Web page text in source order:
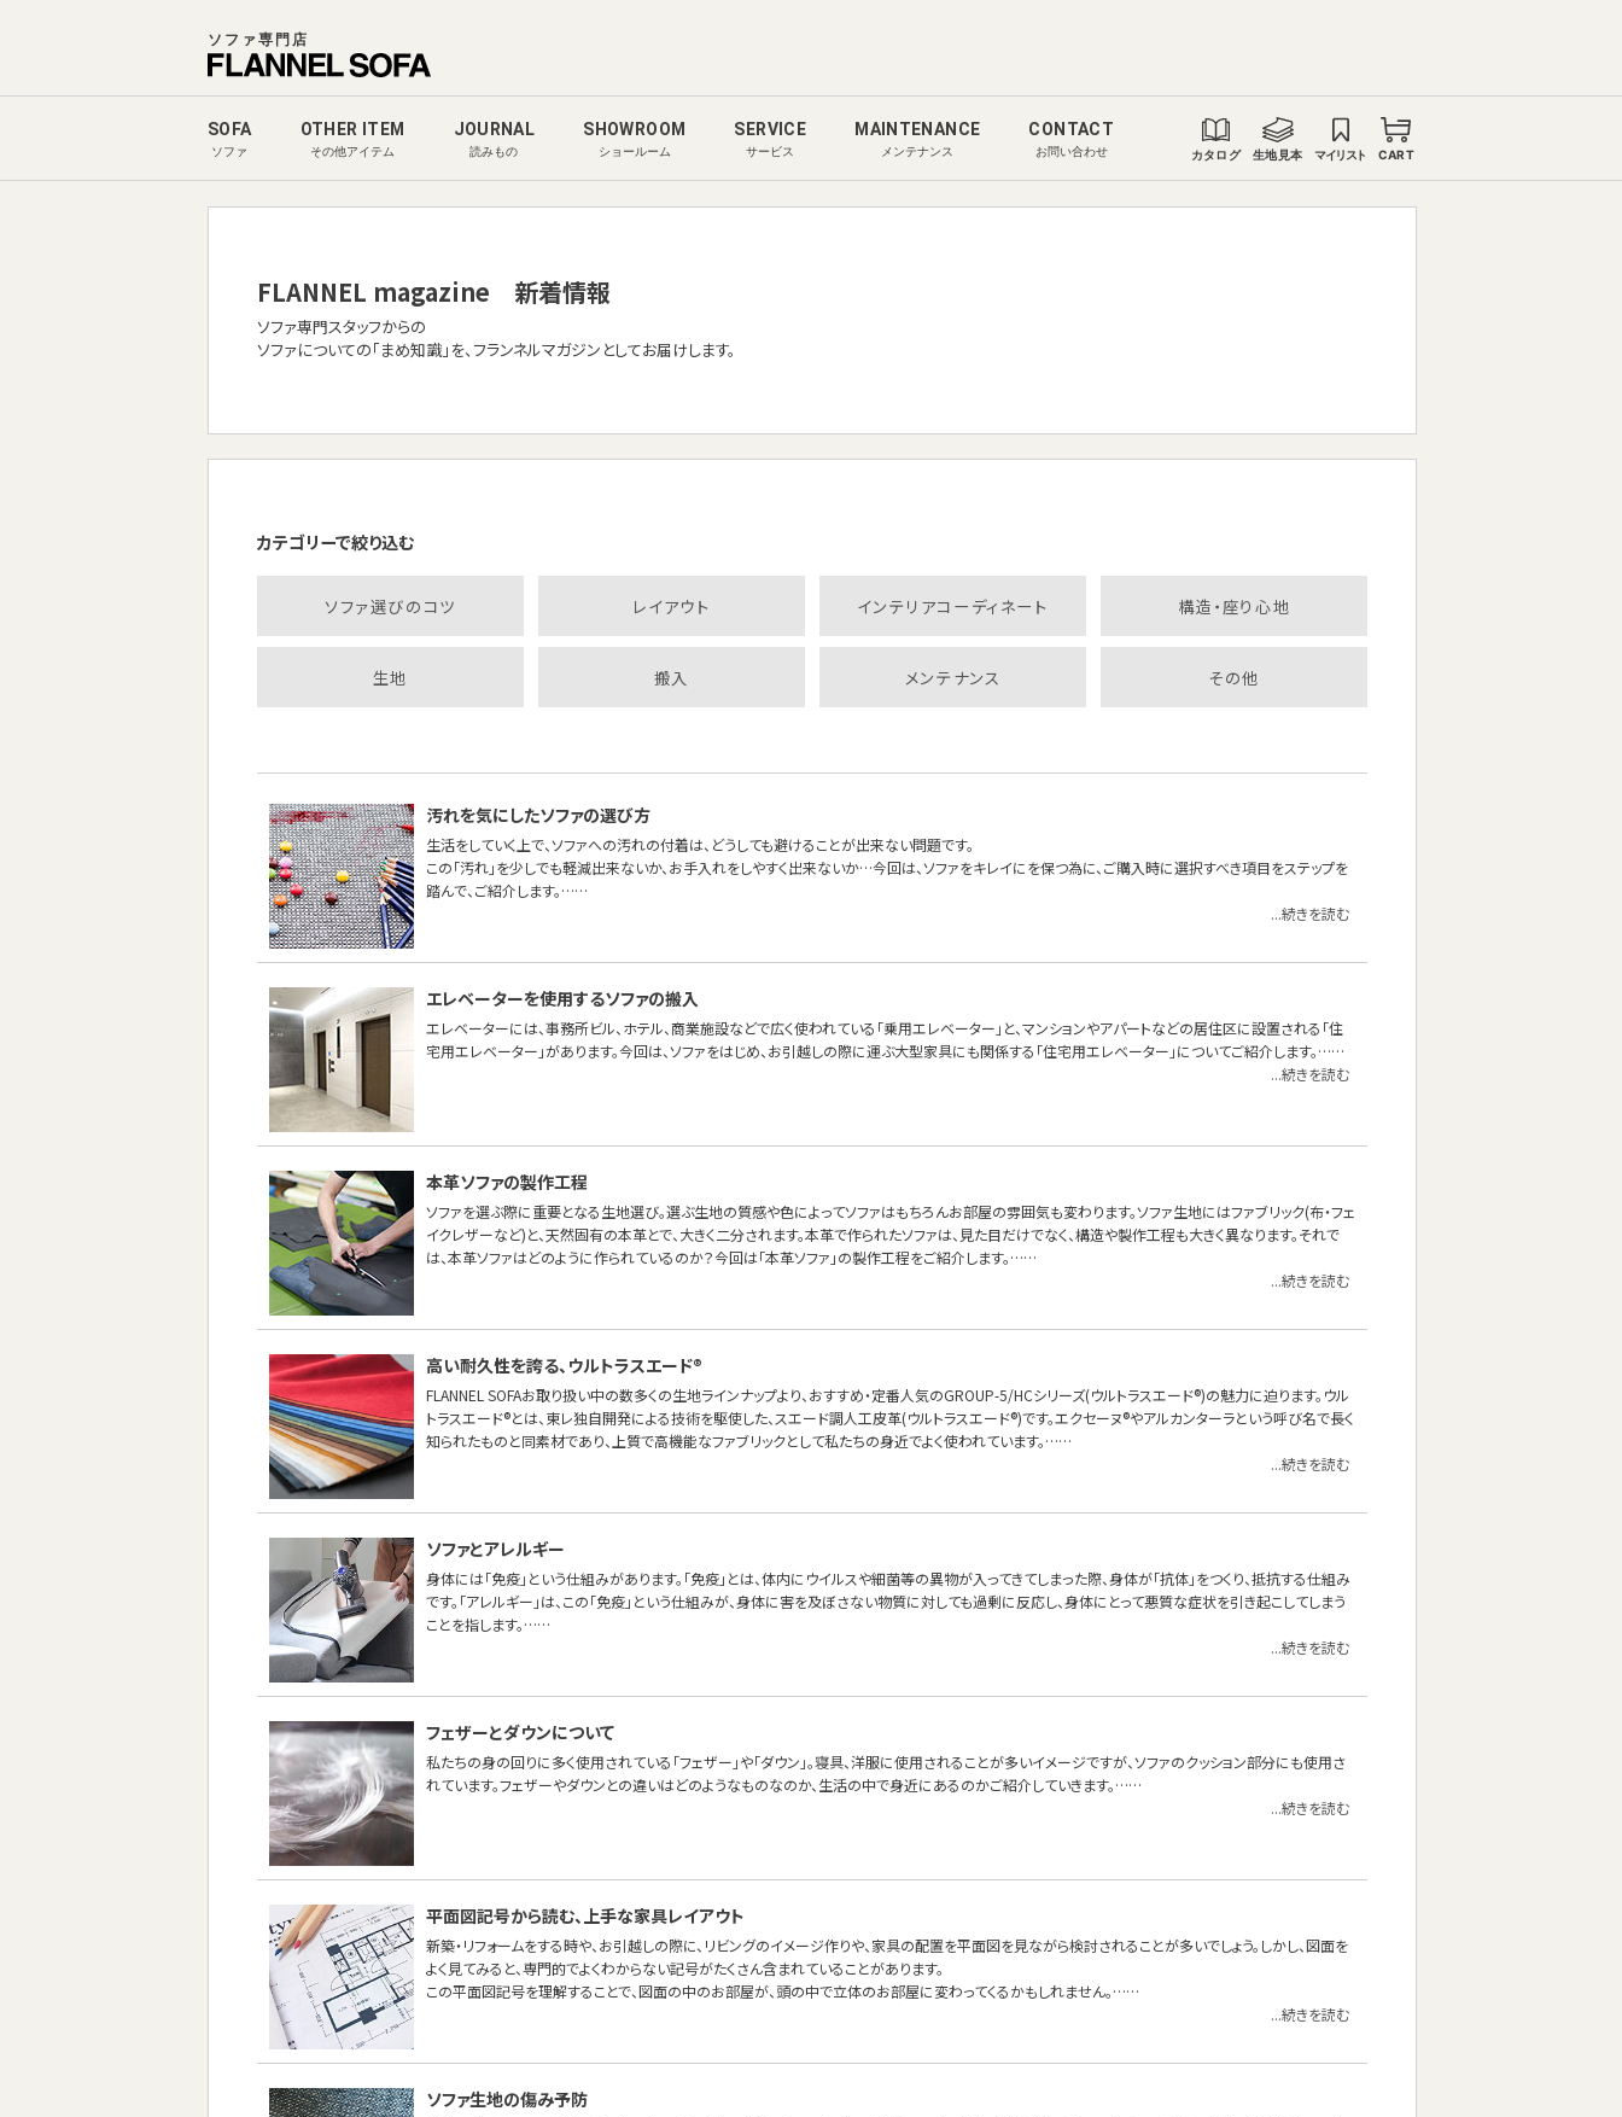
ソファ専門店
SOFA
ソファ
OTHER ITEM
その他アイテム
JOURNAL
読みもの
SHOWROOM
ショールーム
SERVICE
サービス
MAINTENANCE
メンテナンス
CONTACT
お問い合わせ カタログ 生地見本 マイリスト CART
FLANNEL magazine 新着情報
ソファ専門スタッフからの
ソファについての「まめ知識」を、フランネルマガジンとしてお届けします。
カテゴリーで絞り込む
ソファ選びのコツ レイアウト インテリアコーディネート 構造・座り心地
生地 搬入 メンテナンス その他
汚れを気にしたソファの選び方
生活をしていく上で、ソファへの汚れの付着は、どうしても避けることが出来ない問題です。
この「汚れ」を少しでも軽減出来ないか、お手入れをしやすく出来ないか…今回は、ソファをキレイにを保つ為に、ご購入時に選択すべき項目をステップを
踏んで、ご紹介します。……
...続きを読む
エレベーターを使用するソファの搬入
エレベーターには、事務所ビル、ホテル、商業施設などで広く使われている「乗用エレベーター」と、マンションやアパートなどの居住区に設置される「住
宅用エレベーター」があります。今回は、ソファをはじめ、お引越しの際に運ぶ大型家具にも関係する「住宅用エレベーター」についてご紹介します。……
...続きを読む
本革ソファの製作工程
ソファを選ぶ際に重要となる生地選び。選ぶ生地の質感や色によってソファはもちろんお部屋の雰囲気も変わります。ソファ生地にはファブリック(布・フェ
イクレザーなど)と、天然固有の本革とで、大きく二分されます。本革で作られたソファは、見た目だけでなく、構造や製作工程も大きく異なります。それで
は、本革ソファはどのように作られているのか？今回は「本革ソファ」の製作工程をご紹介します。……
...続きを読む
高い耐久性を誇る、ウルトラスエード®
FLANNEL SOFAお取り扱い中の数多くの生地ラインナップより、おすすめ・定番人気のGROUP-5/HCシリーズ(ウルトラスエード®)の魅力に迫ります。ウル
トラスエード®とは、東レ独自開発による技術を駆使した、スエード調人工皮革(ウルトラスエード®)です。エクセーヌ®やアルカンターラという呼び名で長く
知られたものと同素材であり、上質で高機能なファブリックとして私たちの身近でよく使われています。……
...続きを読む
ソファとアレルギー
身体には「免疫」という仕組みがあります。「免疫」とは、体内にウイルスや細菌等の異物が入ってきてしまった際、身体が「抗体」をつくり、抵抗する仕組み
です。「アレルギー」は、この「免疫」という仕組みが、身体に害を及ぼさない物質に対しても過剰に反応し、身体にとって悪質な症状を引き起こしてしまう
ことを指します。……
...続きを読む
フェザーとダウンについて
私たちの身の回りに多く使用されている「フェザー」や「ダウン」。寝具、洋服に使用されることが多いイメージですが、ソファのクッション部分にも使用さ
れています。フェザーやダウンとの違いはどのようなものなのか、生活の中で身近にあるのかご紹介していきます。……
...続きを読む
平面図記号から読む、上手な家具レイアウト
新築・リフォームをする時や、お引越しの際に、リビングのイメージ作りや、家具の配置を平面図を見ながら検討されることが多いでしょう。しかし、図面を
よく見てみると、専門的でよくわからない記号がたくさん含まれていることがあります。
この平面図記号を理解することで、図面の中のお部屋が、頭の中で立体のお部屋に変わってくるかもしれません。……
...続きを読む
ソファ生地の傷み予防